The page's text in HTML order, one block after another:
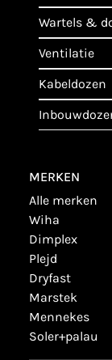
wartels &
ventilatie
kabeldozen
MERKEN
alle merken
wiha
dimplex
plejd
dryfast
marstek
mennekes
soler+palau